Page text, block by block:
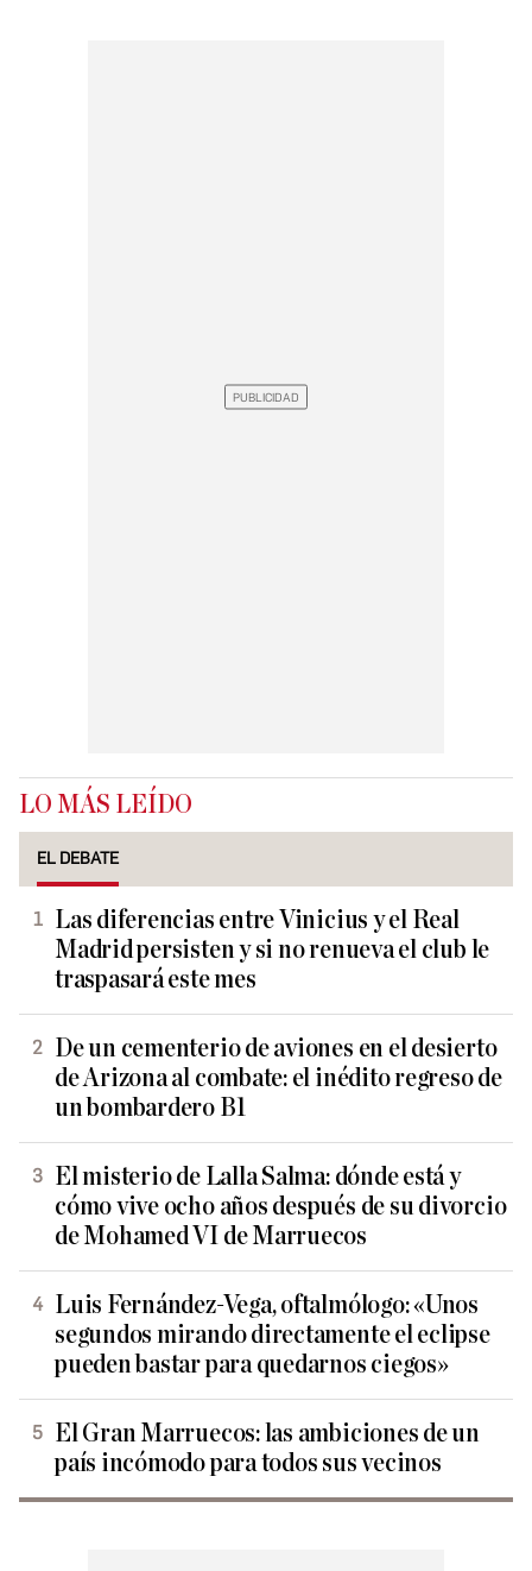
LO MÁS LEÍDO
EL DEBATE
Las diferencias entre Vinicius y el Real
Madrid persisten y si no renueva el club le
traspasará este mes
De un cementerio de aviones en el desierto
de Arizona al combate: el inédito regreso de
un bombardero B1
El misterio de Lalla Salma: dónde está y
cómo vive ocho años después de su divorcio
de Mohamed VI de Marruecos
Luis Fernández-Vega, oftalmólogo: «Unos
segundos mirando directamente el eclipse
pueden bastar para quedarnos ciegos»
El Gran Marruecos: las ambiciones de un
país incómodo para todos sus vecinos